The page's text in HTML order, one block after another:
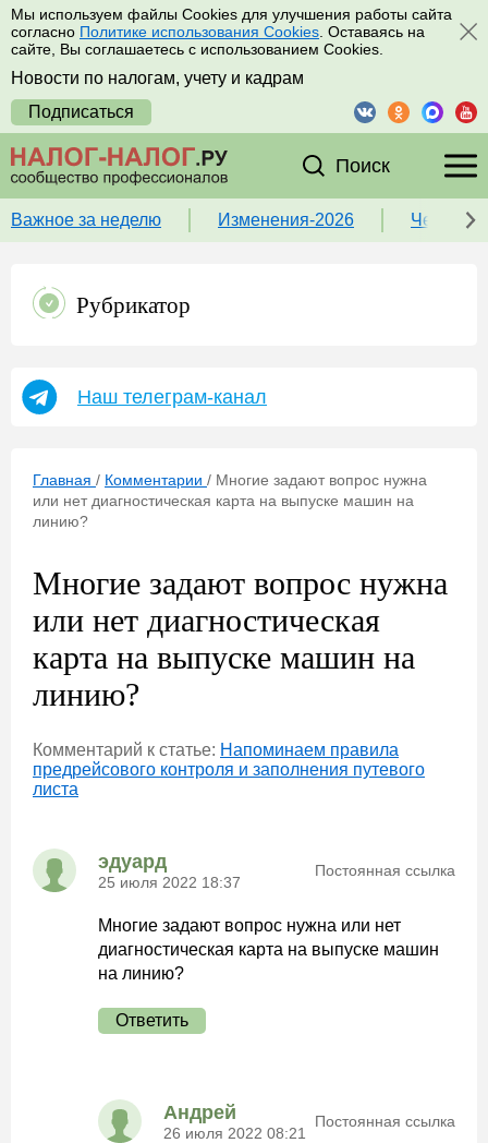
Мы используем файлы Cookies для улучшения работы сайта
согласно Политике использования Cookies . Оставаясь на
сайте, Вы соглашаетесь с использованием Cookies.
Новости по налогам, учету и кадрам
Подписаться
Поиск
Важное за неделю Изменения-2026 Чек-
Рубрикатор
Наш телеграм-канал
Главная / Комментарии / Многие задают вопрос нужна
или нет диагностическая карта на выпуске машин на
линию?
Многие задают вопрос нужна
или нет диагностическая
карта на выпуске машин на
линию?
Комментарий к статье: Напоминаем правила
предрейсового контроля и заполнения путевого
листа
эдуард
25 июля 2022 18:37
Постоянная ссылка
Многие задают вопрос нужна или нет
диагностическая карта на выпуске машин
на линию?
Ответить
Андрей
26 июля 2022 08:21
Постоянная ссылка